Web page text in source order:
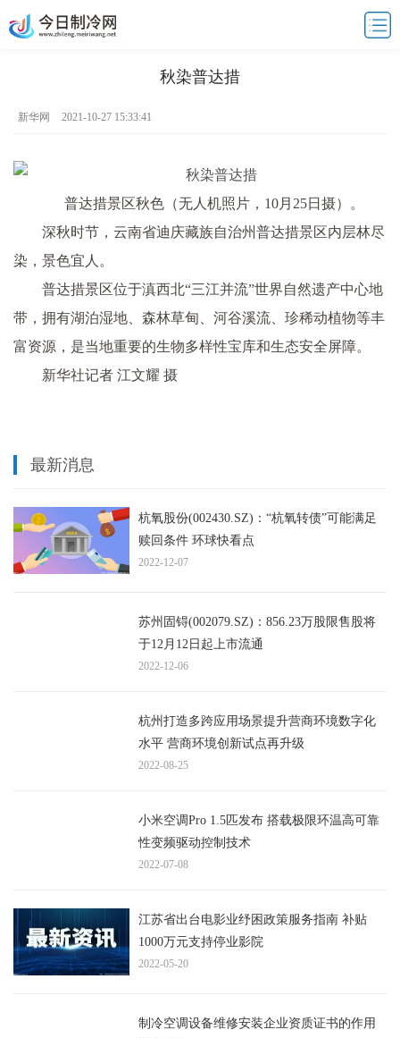
秋染普达措
新华网 2021-10-27 15:33:41
普达措景区秋色（无人机照片，10月25日摄）。
深秋时节，云南省迪庆藏族自治州普达措景区内层林尽
染，景色宜人。
普达措景区位于滇西北“三江并流”世界自然遗产中心地
带，拥有湖泊湿地、森林草甸、河谷溪流、珍稀动植物等丰
富资源，是当地重要的生物多样性宝库和生态安全屏障。
新华社记者 江文耀 摄
最新消息
杭氧股份(002430.SZ)：“杭氧转债”可能满足
赎回条件 环球快看点
2022-12-07
苏州固锝(002079.SZ)：856.23万股限售股将
于12月12日起上市流通
2022-12-06
杭州打造多跨应用场景提升营商环境数字化
水平 营商环境创新试点再升级
2022-08-25
小米空调Pro 1.5匹发布 搭载极限环温高可靠
性变频驱动控制技术
2022-07-08
江苏省出台电影业纾困政策服务指南 补贴
1000万元支持停业影院
2022-05-20
制冷空调设备维修安装企业资质证书的作用